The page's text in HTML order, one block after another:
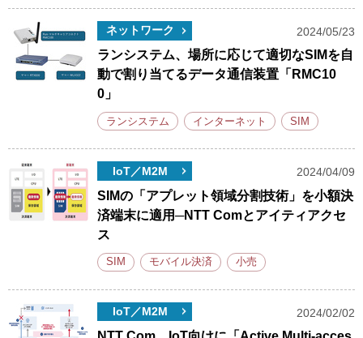
ネットワーク 2024/05/23
ランシステム、場所に応じて適切なSIMを自
動で割り当てるデータ通信装置「RMC10
0」
ランシステム インターネット SIM
IoT／M2M 2024/04/09
SIMの「アプレット領域分割技術」を小額決
済端末に適用─NTT Comとアイティアクセ
ス
SIM モバイル決済 小売
IoT／M2M 2024/02/02